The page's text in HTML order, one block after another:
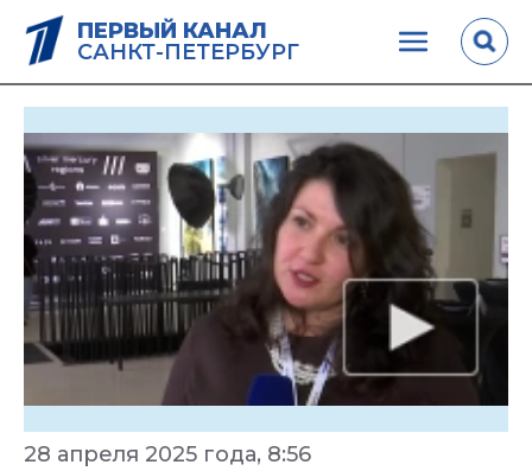
ПЕРВЫЙ КАНАЛ
САНКТ-ПЕТЕРБУРГ
28 апреля 2025 года, 8:56